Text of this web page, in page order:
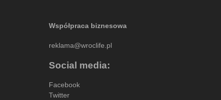
Współpraca biznesowa
reklama@wroclife.pl
Social media:
Facebook
Twitter